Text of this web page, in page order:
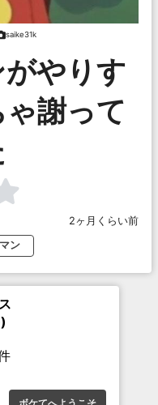
saike31k
やりす
謝って
2ヶ月くらい前
ン